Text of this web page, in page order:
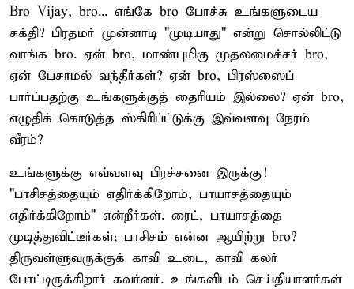
Bro Vijay, bro... எங்கே bro போச்சு உங்களுடைய
சக்தி? பிரதமர் முன்னாடி "முடியாது" என்று சொல்லிட்டு
வாங்க bro. ஏன் bro, மாண்புமிகு முதலமைச்சர் bro,
ஏன் பேசாமல் வந்தீர்கள்? ஏன் bro, பிரஸ்ஸைப்
பார்ப்பதற்கு உங்களுக்குத் தைரியம் இல்லை? ஏன் bro,
எழுதிக் கொடுத்த ஸ்கிரிப்ட்டுக்கு இவ்வளவு நேரம்
வீரம்?
உங்களுக்கு எவ்வளவு பிரச்சனை இருக்கு!
"பாசிசத்தையும் எதிர்க்கிறோம், பாயாசத்தையும்
எதிர்க்கிறோம்" என்றீர்கள். ரைட், பாயாசத்தை
முடித்துவிட்டீர்கள்; பாசிசம் என்ன ஆயிற்று bro?
திருவள்ளுவருக்குக் காவி உடை, காவி கலர்
போட்டிருக்கிறார் கவர்னர். உங்களிடம் செய்தியாளர்கள்